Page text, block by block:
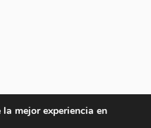
mejor experiencia en